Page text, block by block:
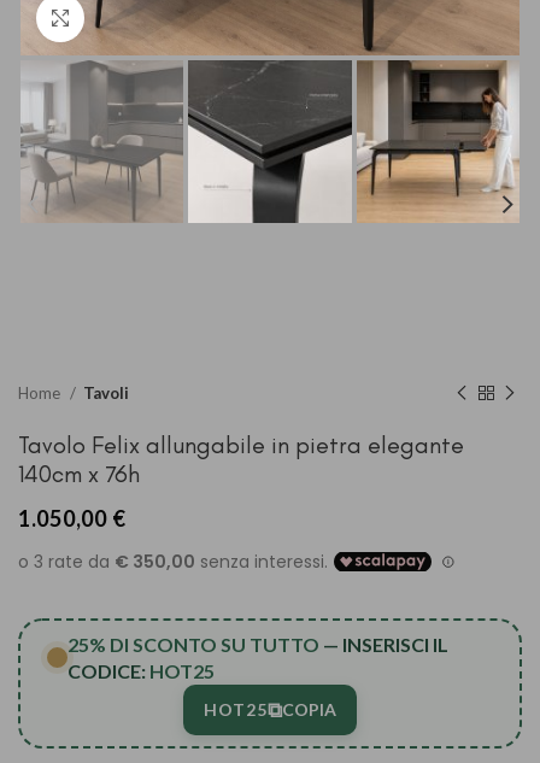
Clicca per ingrandire
Home Tavoli
Tavolo Felix allungabile in pietra elegante
140cm x 76h
1.050,00 €
25% DI SCONTO SU TUTTO — INSERISCI IL
CODICE: HOT25
HOT25⧉COPIA